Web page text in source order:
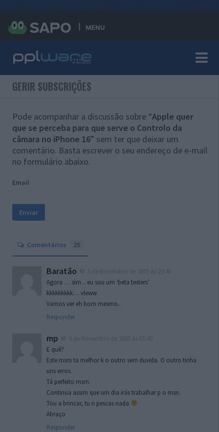
MENU
GERIR SUBSCRIÇÕES
Pode acompanhar a discussão sobre “Apple quer
que se perceba para que serve o Controlo da
câmara no iPhone 16” sem ter que deixar um
comentário. Basta escrever o seu endereço de e-mail
no formulário abaixo.
Email
Comentários 25
Baratão
Agora … sim .. eu sou um ‘beta testers’
kkkkkkkkk… vleww
Vamos ver eh bom mesmo..
Responder
mp
E quê?
Este msm ta melhor k o outro sem duvida. O outro tinha
uns erros.
Tá perfeito msm.
Continua assim que um dia irás trabalhar p o msn.
Tou a brincar, tu n pescas nada
Abraço
Responder